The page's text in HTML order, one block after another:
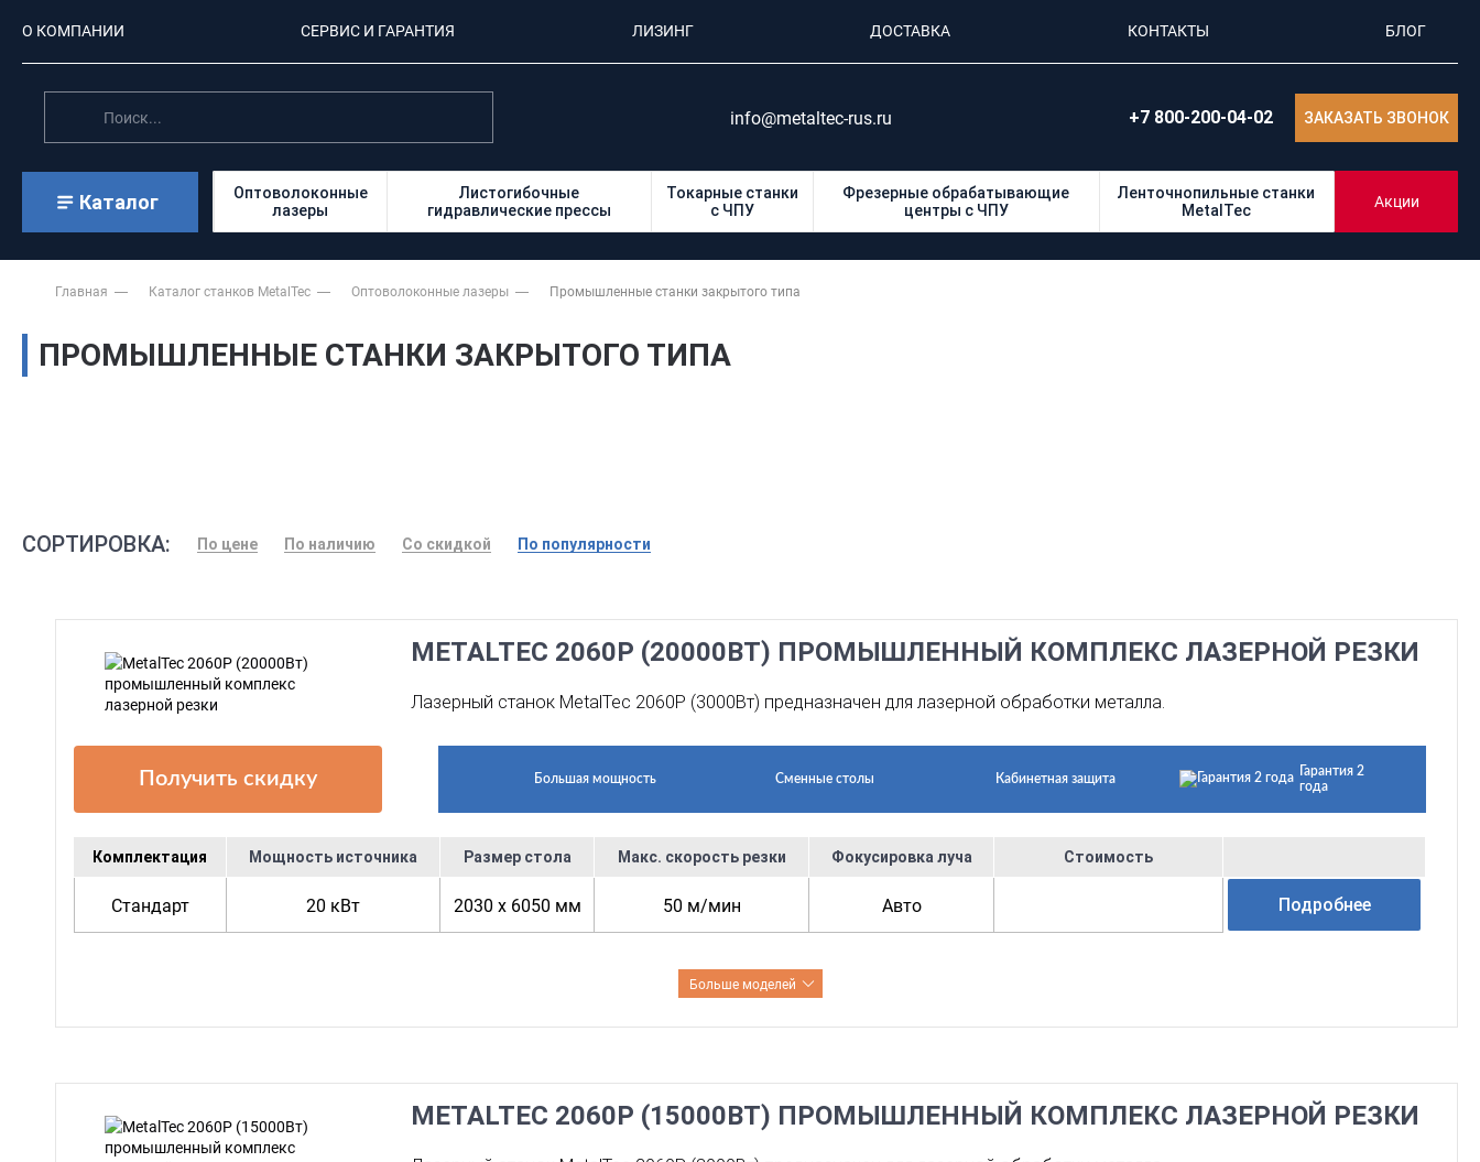
О КОМПАНИИ СЕРВИС И ГАРАНТИЯ ЛИЗИНГ ДОСТАВКА КОНТАКТЫ БЛОГ
info@metaltec-rus.ru +7 800-200-04-02 ЗАКАЗАТЬ ЗВОНОК
Каталог
Оптоволоконные
лазеры
Листогибочные
гидравлические прессы
Токарные станки
с ЧПУ
Фрезерные обрабатывающие
центры с ЧПУ
Ленточнопильные станки
MetalTec
Акции
Главная Каталог станков MetalTec Оптоволоконные лазеры Промышленные станки закрытого типа
ПРОМЫШЛЕННЫЕ СТАНКИ ЗАКРЫТОГО ТИПА
СОРТИРОВКА: По цене По наличию Со скидкой По популярности
METALTEC 2060P (20000ВТ) ПРОМЫШЛЕННЫЙ КОМПЛЕКС ЛАЗЕРНОЙ РЕЗКИ
Лазерный станок MetalTec 2060P (3000Вт) предназначен для лазерной обработки металла.
Получить скидку Большая мощность Сменные столы Кабинетная защита
Гарантия 2
года
Комплектация Мощность источника Размер стола Макс. скорость резки Фокусировка луча Стоимость
Стандарт 20 кВт 2030 x 6050 мм 50 м/мин Авто Подробнее
Больше моделей
METALTEC 2060P (15000ВТ) ПРОМЫШЛЕННЫЙ КОМПЛЕКС ЛАЗЕРНОЙ РЕЗКИ